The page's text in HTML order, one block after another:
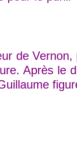
Vernon,
Après